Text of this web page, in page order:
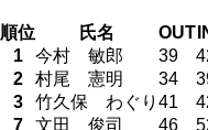
順位 氏名 OUT
1
今村 敏郎 39
2
村尾 憲明 34
3
竹久保 わぐり 41
7
文田 俊司 46